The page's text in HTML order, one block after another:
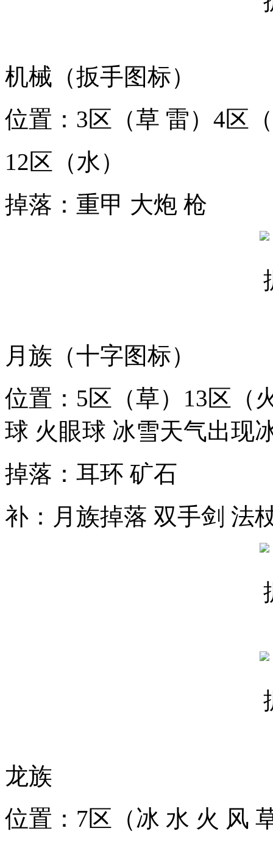
机械（扳手图标）
位置：3区（草 雷）4区
12区（水）
掉落：重甲 大炮 枪
月族（十字图标）
位置：5区（草）13区（
球 火眼球 冰雪天气出现
掉落：耳环 矿石
补：月族掉落 双手剑 法
龙族
位置：7区（冰 水 火 风